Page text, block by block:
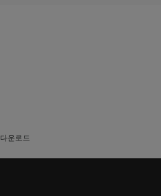
다운로드